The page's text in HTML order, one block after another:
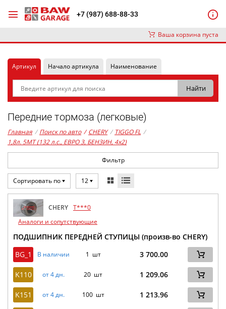
+7 (987) 688-88-33
Ваша корзина пуста
Артикул Начало артикула Наименование
Передние тормоза (легковые)
Главная / Поиск по авто / CHERY / TIGGO FL /
1,8л. 5MT (132 л.с., ЕВРО 3, БЕНЗИН, 4x2)
Фильтр
Сортировать по 12
CHERY T***0
Аналоги и сопутствующие
ПОДШИПНИК ПЕРЕДНЕЙ СТУПИЦЫ (произв-во CHERY)
BG_1
В наличии 1 шт 3 700.00
K110 от 4 дн. 20 шт 1 209.06
K151 от 4 дн. 100 шт 1 213.96